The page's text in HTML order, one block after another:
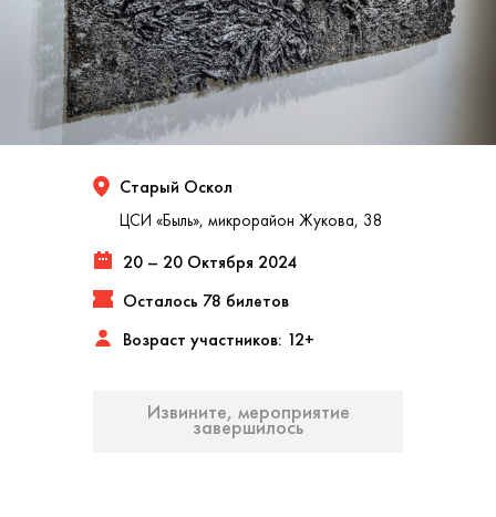
Старый Оскол
ЦСИ «Быль», микрорайон Жукова, 38
20 – 20 Октября 2024
Осталось 78 билетов
Возраст участников: 12+
Извините, мероприятие
завершилось